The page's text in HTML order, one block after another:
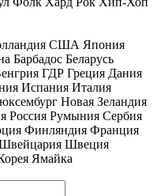
США Япония
Барбадос Беларусь
ГДР Греция Дания
Испания Италия
Новая Зеландия
Россия Румыния Сербия
Финляндия Франция
Швеция
Ямайка